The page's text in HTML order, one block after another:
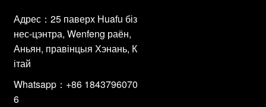
Адрес：25 паверх Huafu біз
нес-цэнтра, Wenfeng раён,
Аньян, правінцыя Хэнань, К
ітай
Whatsapp：+86 1843796070
6